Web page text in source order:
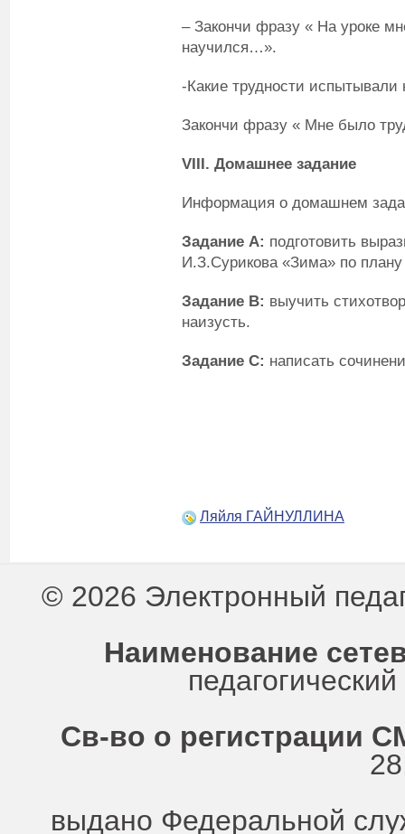
– Закончи фразу « На уроке
научился…».
-Какие трудности испытывали
Закончи фразу « Мне было
VIII. Домашнее задание
Информация о домашнем
Задание А: подготовить
И.З.Сурикова «Зима» по
Задание В: выучить
наизусть.
Задание С: написать
Ляйля ГАЙНУЛЛИНА
© 2026 Электронный
Наименование
Св-во о регистрации
выдано Федеральной